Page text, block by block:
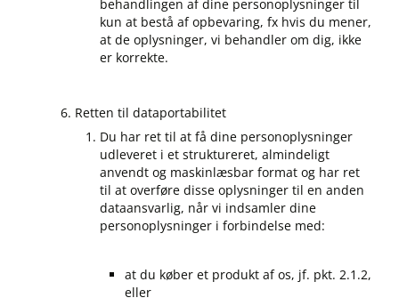
behandlingen af dine personoplysninger til
kun at bestå af opbevaring, fx hvis du mener,
at de oplysninger, vi behandler om dig, ikke
er korrekte.
Retten til dataportabilitet
Du har ret til at få dine personoplysninger
udleveret i et struktureret, almindeligt
anvendt og maskinlæsbar format og har ret
til at overføre disse oplysninger til en anden
dataansvarlig, når vi indsamler dine
personoplysninger i forbindelse med:
at du køber et produkt af os, jf. pkt. 2.1.2,
eller